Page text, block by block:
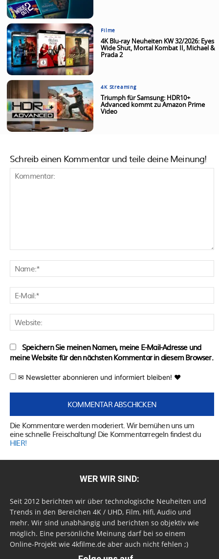
Filme
4K Blu-ray Neuheiten KW 32/2026: Eyes
Wide Shut, Mortal Kombat II, Michael &
Prada 2
4K Streaming
Triumph für Samsung: HDR10+
Advanced kommt zu Amazon Prime
Video
Schreib einen Kommentar und teile deine Meinung!
Speichern Sie meinen Namen, meine E-Mail-Adresse und
meine Website für den nächsten Kommentar in diesem Browser.
✉ Newsletter abonnieren und informiert bleiben! ♥
Die Kommentare werden moderiert. Wir bemühen uns um
eine schnelle Freischaltung! Die Kommentarregeln findest du
HIER!
WER WIR SIND:
Seit 2012 berichten wir über technologische Neuheiten und
Trends in den Bereichen 4K / UHD, Film, Hifi, Audio und
mehr. Wir sind unabhängig und berichten so objektiv wie
möglich. Eine persönliche Meinung darf bei so einem
Online-Projekt wie 4kfilme.de aber auch nicht fehlen ;)